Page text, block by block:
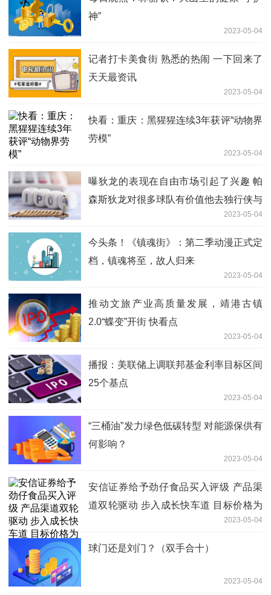
神”
2023-05-04
记者打卡美食街 熟悉的热闹 一下回来了
天天最资讯
2023-05-04
快看：重庆：黑猩猩连续3年获评“动物界
劳模”
2023-05-04
曝狄龙的表现在自由市场引起了兴趣 帕
森斯狄龙对很多球队有价值他去独行侠与
2023-05-04
今头条！《镇魂街》：第二季动漫正式定
档，镇魂将至，故人归来
2023-05-04
推动文旅产业高质量发展，靖港古镇
2.0“蝶变”开街 快看点
2023-05-04
播报：美联储上调联邦基金利率目标区间
25个基点
2023-05-04
“三桶油”发力绿色低碳转型 对能源保供有
何影响？
2023-05-04
安信证券给予劲仔食品买入评级 产品渠
道双轮驱动 步入成长快车道 目标价格为
2023-05-04
球门还是刘门？（双手合十）
2023-05-04